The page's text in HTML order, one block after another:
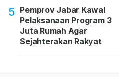
5 Pemprov Jabar Kawal
Pelaksanaan Program 3
Juta Rumah Agar
Sejahterakan Rakyat